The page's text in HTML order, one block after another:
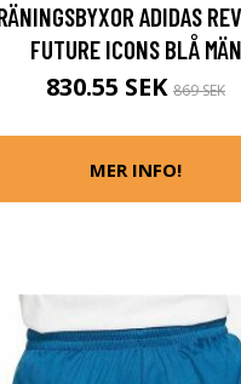
ADIDAS
FUTURE ICONS BLÅ MÄN
830.55 SEK 869 SEK
MER INFO!